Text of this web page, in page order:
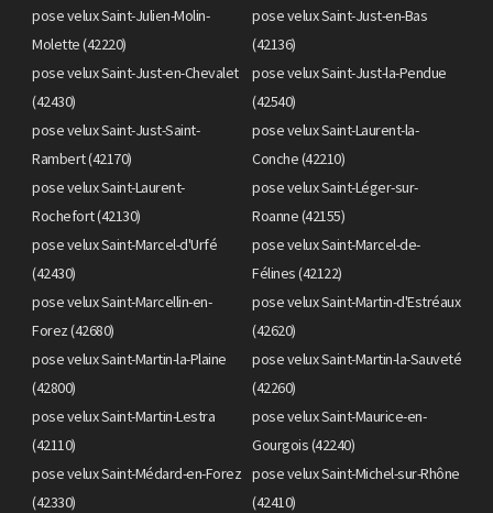
pose velux Saint-Julien-Molin-
Molette (42220)
pose velux Saint-Just-en-Bas
(42136)
pose velux Saint-Just-en-Chevalet
(42430)
pose velux Saint-Just-la-Pendue
(42540)
pose velux Saint-Just-Saint-
Rambert (42170)
pose velux Saint-Laurent-la-
Conche (42210)
pose velux Saint-Laurent-
Rochefort (42130)
pose velux Saint-Léger-sur-
Roanne (42155)
pose velux Saint-Marcel-d'Urfé
(42430)
pose velux Saint-Marcel-de-
Félines (42122)
pose velux Saint-Marcellin-en-
Forez (42680)
pose velux Saint-Martin-d'Estréaux
(42620)
pose velux Saint-Martin-la-Plaine
(42800)
pose velux Saint-Martin-la-Sauveté
(42260)
pose velux Saint-Martin-Lestra
(42110)
pose velux Saint-Maurice-en-
Gourgois (42240)
pose velux Saint-Médard-en-Forez
(42330)
pose velux Saint-Michel-sur-Rhône
(42410)